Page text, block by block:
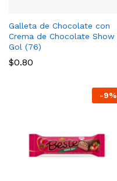
Galleta de Chocolate con
Crema de Chocolate Show
Gol (76)
$0.80
-9%